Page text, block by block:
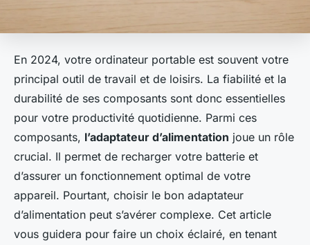
En 2024, votre ordinateur portable est souvent votre
principal outil de travail et de loisirs. La fiabilité et la
durabilité de ses composants sont donc essentielles
pour votre productivité quotidienne. Parmi ces
composants, l’adaptateur d’alimentation joue un rôle
crucial. Il permet de recharger votre batterie et
d’assurer un fonctionnement optimal de votre
appareil. Pourtant, choisir le bon adaptateur
d’alimentation peut s’avérer complexe. Cet article
vous guidera pour faire un choix éclairé, en tenant